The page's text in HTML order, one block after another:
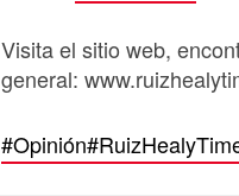
Visita el sitio web,
general:
#Opinión